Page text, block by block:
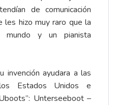
de comunicación
les hizo muy raro que la
y un pianista
invención ayudara a las
Estados Unidos e
Unterseeboot –